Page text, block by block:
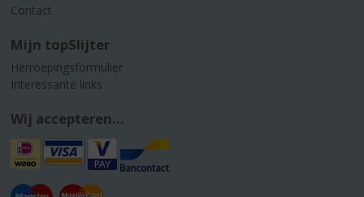
Contact
Mijn topSlijter
Herroepingsformulier
Interessante links
Wij accepteren...